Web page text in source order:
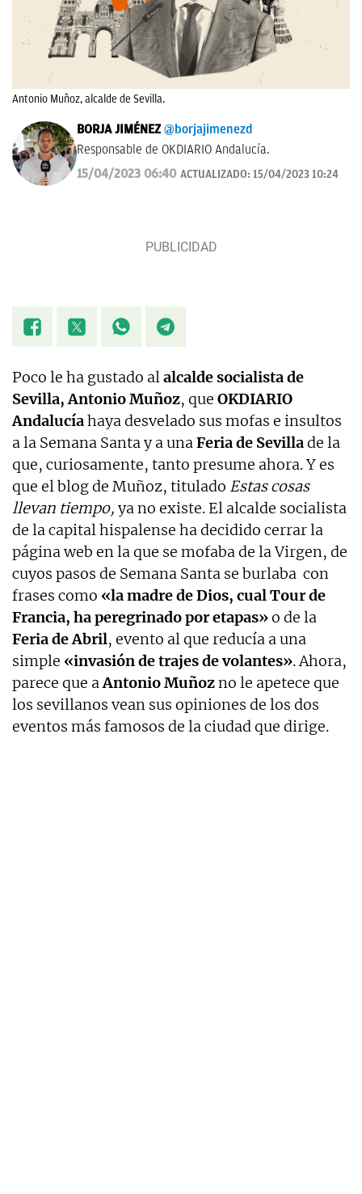
Antonio Muñoz, alcalde de Sevilla.
BORJA JIMÉNEZ @borjajimenezd
Responsable de OKDIARIO Andalucía.
15/04/2023 06:40 ACTUALIZADO: 15/04/2023 10:24
Poco le ha gustado alalcalde socialista de
Sevilla, Antonio Muñoz, que OKDIARIO
Andalucíahaya desvelado sus mofas e insultos
a la Semana Santa y a unaFeria de Sevillade la
que, curiosamente, tanto presume ahora. Y es
que el blog de Muñoz, titulado Estas cosas
llevan tiempo, ya no existe. El alcalde socialista
de la capital hispalense ha decidido cerrar la
página web en la que se mofaba de la Virgen, de
cuyos pasos de Semana Santa se burlaba con
frases como «la madre de Dios, cual Tour de
Francia, ha peregrinado por etapas»o de la
Feria de Abril, evento al que reducía a una
simple «invasión de trajes de volantes». Ahora,
parece que aAntonio Muñozno le apetece que
los sevillanos vean sus opiniones de los dos
eventos más famosos de la ciudad que dirige.